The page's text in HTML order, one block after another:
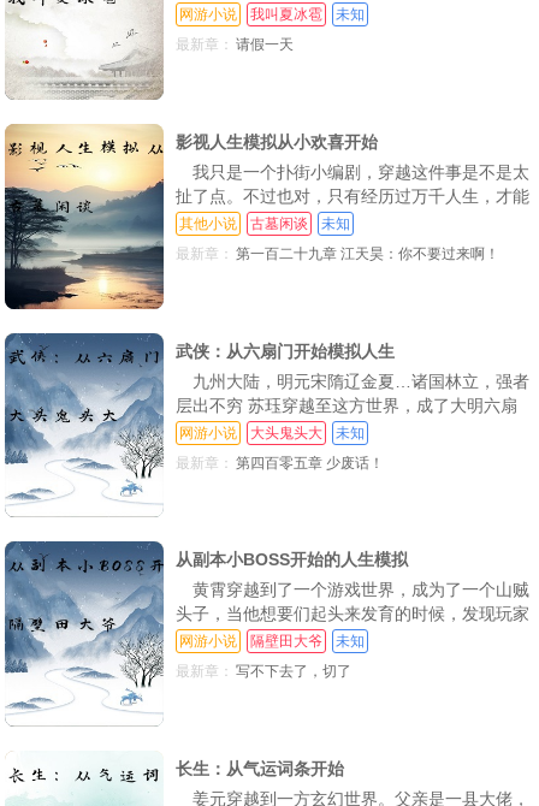
第95章 欲做执棋者，必先入局（5200字） 第96章 麒麟榜与乾天榜
第98章 世家险恶！血灵化身时间管理，惨遭修罗场柴刀！（6000字大杯）
第104章 覆雨剑对铁索横江！踏浪而来！（5100字，求订阅）
第108章 怒蛟真功！雷龙血！养生诀突破！（5200字求订阅） 第109章 五行神沙！融合先天至阳真气！（4600字求订阅）
第110章 苟道大师苏天奇惊遇浪翻云！韩照何方神圣？（5200字求订阅） 第111章 香肉庄，无面，梦境（上）
第113章 紫色融合词条！七绝武圣！练劲大成！（5400字求订阅）
第116章 怒蛟帮帮主！五气大宗师！（6000字求订阅！）
第119章 橙色词条【五行合一】南瞻海圣皇宫！（4800字求订阅！） 第120章 怒蛟真功根本图！龙血囊秘术！妖魔上门！（10000字） 第121章 四方联手！围剿海盗！法祭神兵逐日弓！（4600字求订阅）
第122章 突破宗师！先天罡气！（4600字求订阅!） 第123章 三元劲大圆满！单独去见朱刚毅请罪？（万字大章求订阅！） 第124章 吃我啊！吃啊！给你吃啊！（8800字求订阅！）
第125章 落凤山之战！十大宗师齐聚！（3600字求订阅） 第126章 蛟龙变！腾云控水！神通无敌！（3700字）
第128章 模拟，天刀戮神经第一式！（第二更）
第131章 你的好东西真不少，现在都是我的了！（第三更，新年快乐！） 第132章 水神指圆满！蛟龙变与雷蛟血！（第一更求订阅）
第134章 恶客登门，九幽府大司命！（第一更） 第135章 重创靳无心！炼狱式与诛魔式的第一次合击（第二更） 第136章 舒服了！怀中抱妹杀！（第三更求订阅）
第137章 模拟，【红色升级词条】 第138章 【武学奇才】，武神路难！紫霄神雷！
第139章 长生诀与三分归元气！活命嘛，不寒碜！（6400字求订阅！） 请假条
第140章 戮神三式第二式·枯荣式
第142章 蛇级与武圣的真正实力！ 第143章 吕映萱重伤，百禽钺之引！
逆天成神【6岁，你怀着沉重的心情通过了素云
涛大师的废武魂鉴定【20岁，你不甘心的修炼了
队进
网游小说 我叫夏冰雹
未知
最新章： 请假一天
影视人生模拟从小欢喜开始
我只是一个扑街小编剧，穿越这件事是不是太
扯了点。不过也对，只有经历过万千人生，才能
创造出最完美的剧本 这个活，我接了！ps：小
欢喜—开端（少综合.书友群：759788156
其他小说 古墓闲谈
未知
最新章： 第一百二十九章 江天昊：你不要过来啊！
武侠：从六扇门开始模拟人生
九州大陆，明元宋隋辽金夏…诸国林立，强者
层出不穷 苏珏穿越至这方世界，成了大明六扇
门一个最底层捕快 本想每日咸鱼度日，却被卷
入朝堂斗争 好在有系统加持，可模拟无尽武
天，道“天
网游小说 大头鬼头大
未知
最新章： 第四百零五章 少废话！
从副本小BOSS开始的人生模拟
黄霄穿越到了一个游戏世界，成为了一个山贼
头子，当他想要们起头来发育的时候，发现玩家
早在他穿越之前就已经降临了，就在他一筹莫展
的时候，金手指到账了！
网游小说 隔壁田大爷
未知
最新章： 写不下去了，切了
长生：从气运词条开始
姜元穿越到一方玄幻世界。父亲是一县大佬，